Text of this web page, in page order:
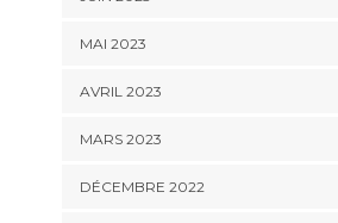
MAI 2023
AVRIL 2023
MARS 2023
DÉCEMBRE 2022